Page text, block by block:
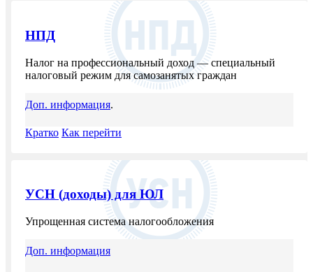
НПД
Налог на профессиональный доход — специальный
налоговый режим для самозанятых граждан
Доп. информация.
Кратко Как перейти
УСН (доходы) для ЮЛ
Упрощенная система налогообложения
Доп. информация